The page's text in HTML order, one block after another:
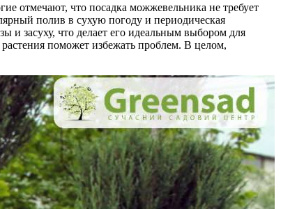
отмечают, что посадка можжевельника не требует
полив в сухую погоду и периодическая
и засуху, что делает его идеальным выбором для
поможет избежать проблем. В целом,